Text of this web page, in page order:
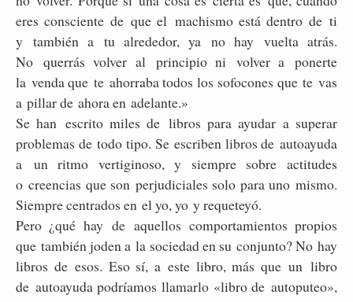
eres consciente de que el machismo está dentro de ti
y también a tu alrededor, ya no hay vuelta atrás.
No querrás volver al principio ni volver a ponerte
la venda que te ahorraba todos los sofocones que te vas
a pillar de ahora en adelante.»
Se han escrito miles de libros para ayudar a superar
problemas de todo tipo. Se escriben libros de autoayuda
a un ritmo vertiginoso, y siempre sobre actitudes
o creencias que son perjudiciales solo para uno mismo.
Siempre centrados en el yo, yo y requeteyó.
Pero ¿qué hay de aquellos comportamientos propios
que también joden a la sociedad en su conjunto? No hay
libros de esos. Eso sí, a este libro, más que un libro
de autoayuda podríamos llamarlo «libro de autoputeo»,